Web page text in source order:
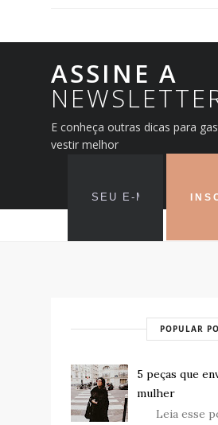
ASSINE A
E conheça outras dicas para
vestir melhor
POPULAR
5 peças que
mulher
Leia esse